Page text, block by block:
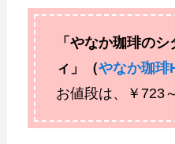
「やなか珈琲の
ィ」（やなか珈琲
お値段は、￥723